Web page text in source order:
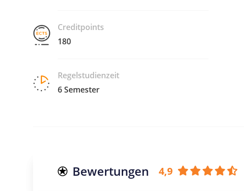
Creditpoints
180
Regelstudienzeit
6 Semester
Bewertungen 4,9